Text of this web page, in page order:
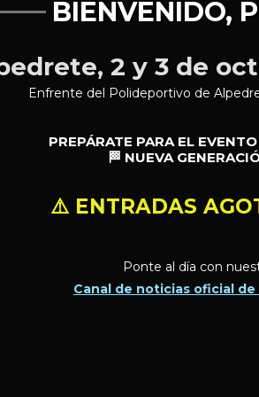
BIENVENIDO,
2 y 3 de
Enfrente del Polideportivo de
PREPÁRATE PARA EL
🏁 NUEVA
⚠️ ENTRADAS
Ponte al día con
Canal de noticias oficial de